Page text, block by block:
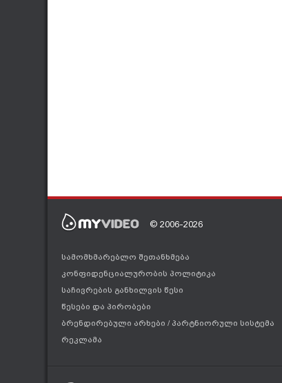
© 2006-2026
სამომხმარებლო შეთანხმება
კონფიდენციალურობის პოლიტიკა
საჩივრების განხილვის წესი
წესები და პირობები
ბრენდირებული არხები / პარტნიორული სისტემა
რეკლამა